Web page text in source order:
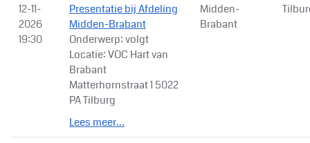
12-11-
2026
19:30
Presentatie bij Afdeling
Midden-Brabant
Onderwerp: volgt
Locatie: VOC Hart van
Brabant
Matterhornstraat 1 5022
PA Tilburg
Lees meer...
Midden-
Brabant